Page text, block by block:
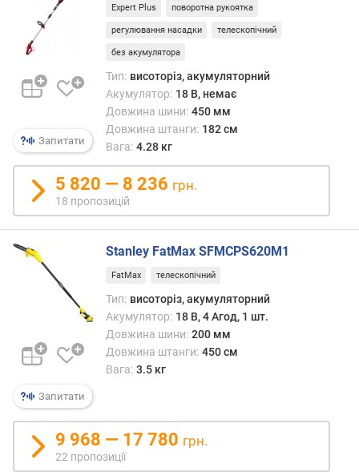
(
)
т
у
ж
н
і
с
т
ь
.
)
р
е
н
Запитати
Expert Plus поворотна рукоятка
регулювання насадки телескопічний
без акумулятора
Тип: висоторіз, акумуляторний
Акумулятор: 18 В, немає
Довжина шини: 450 мм
Довжина штанги: 182 см
Вага: 4.28 кг
5 820 — 8 236 грн.
18 пропозицій
Запитати
Stanley FatMax SFMCPS620M1
FatMax телескопічний
Тип: висоторіз, акумуляторний
Акумулятор: 18 В, 4 Агод, 1 шт.
Довжина шини: 200 мм
Довжина штанги: 450 см
Вага: 3.5 кг
9 968 — 17 780 грн.
22 пропозиції